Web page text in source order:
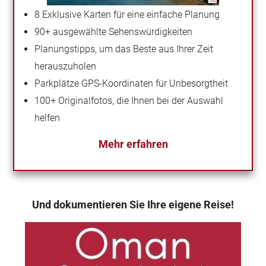
8 Exklusive Karten für eine einfache Planung
90+ ausgewählte Sehenswürdigkeiten
Planungstipps, um das Beste aus Ihrer Zeit
herauszuholen
Parkplätze GPS-Koordinaten für Unbesorgtheit
100+ Originalfotos, die Ihnen bei der Auswahl
helfen
Mehr erfahren
Und dokumentieren Sie Ihre eigene Reise!